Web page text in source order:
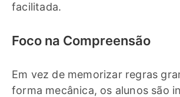
facilitada.
Foco na Compreensão
Em vez de memorizar regras
forma mecânica, os alunos são